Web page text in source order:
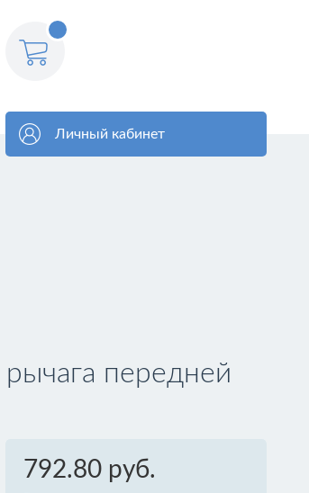
order.count
|| 0 @>
Личный кабинет
передней
792.80 руб.